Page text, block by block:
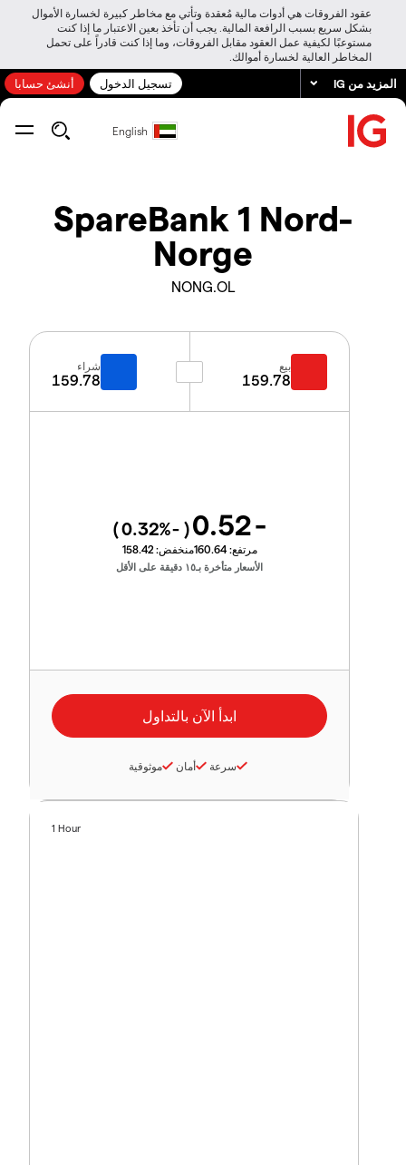
عقود الفروقات هي أدوات مالية مُعقدة وتأتي مع مخاطر كبيرة لخسارة الأموال
بشكل سريع بسبب الرافعة المالية. يجب أن تأخذ بعين الاعتبار ما إذا كنت
مستوعبًا لكيفية عمل العقود مقابل الفروقات، وما إذا كنت قادراً على تحمل
المخاطر العالية لخسارة أموالك.
المزيد من IG تسجيل الدخول أنشئ حسابا
English
SpareBank 1 Nord-
Norge
NONG.OL
بيع
159.78
شراء
159.78
-0.52
(
-0.32
%)
مرتفع:160.64منخفض:158.42
الأسعار متأخرة بـ١٥ دقيقة على الأقل
سرعة أمان موثوقية
1 Hour